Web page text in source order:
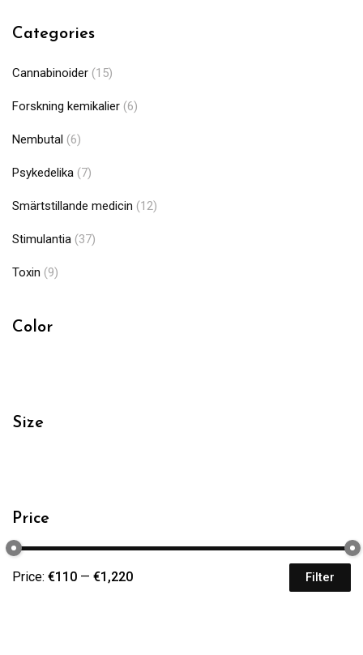
Categories
Cannabinoider (15)
Forskning kemikalier (6)
Nembutal (6)
Psykedelika (7)
Smärtstillande medicin (12)
Stimulantia (37)
Toxin (9)
Color
Size
Price
Filter
Price: €110 — €1,220